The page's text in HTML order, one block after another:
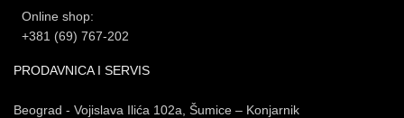
Online shop:
+381 (69) 767-202
PRODAVNICA I SERVIS
Beograd - Vojislava Ilića 102a, Šumice – Konjarnik